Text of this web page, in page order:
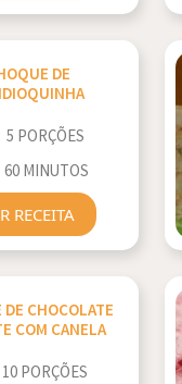
DE
5 PORÇÕES
60 MINUTOS
RECEITA
DE CHOCOLATE
COM CANELA
10 PORÇÕES